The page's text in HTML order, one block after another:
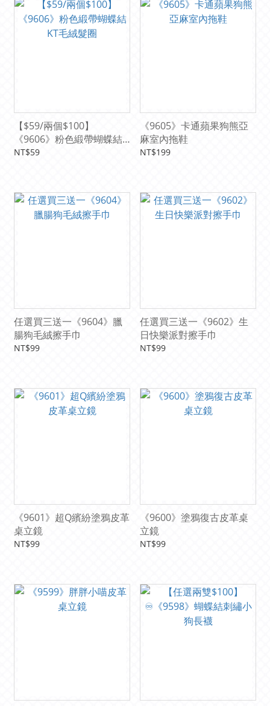
【$59/兩個$100】
《9606》粉色緞帶蝴蝶結
KT毛絨髮圈
NT$59
《9605》卡通蘋果狗熊亞
麻室內拖鞋
NT$199
任選買三送一《9604》臘
腸狗毛絨擦手巾
NT$99
任選買三送一《9602》生
日快樂派對擦手巾
NT$99
《9601》超Q繽紛塗鴉皮革
桌立鏡
NT$99
《9600》塗鴉復古皮革桌
立鏡
NT$99